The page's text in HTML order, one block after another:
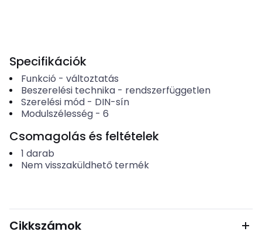
Specifikációk
Funkció - változtatás
Beszerelési technika- rendszerfüggetlen
Szerelési mód- DIN-sín
Modulszélesség- 6
Csomagolás és feltételek
1 darab
Nem visszaküldhető termék
Cikkszámok